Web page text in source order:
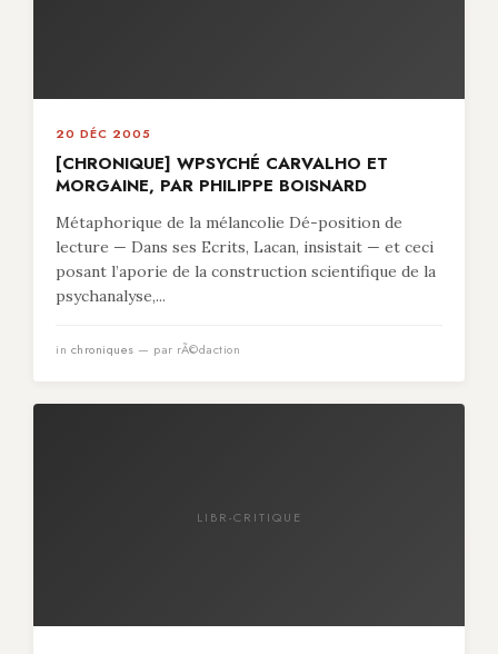
20 DÉC 2005
[CHRONIQUE] WPSYCHÉ CARVALHO ET
MORGAINE, PAR PHILIPPE BOISNARD
Métaphorique de la mélancolie Dé-position de
lecture — Dans ses Ecrits, Lacan, insistait — et ceci
posant l’aporie de la construction scientifique de la
psychanalyse,...
in chroniques — par rÃ©daction
LIBR-CRITIQUE